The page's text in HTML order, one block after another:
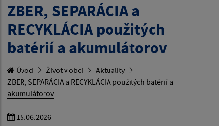
ZBER, SEPARÁCIA a
RECYKLÁCIA použitých
batérií a akumulátorov
Úvod Život v obci
Aktuality
ZBER, SEPARÁCIA a RECYKLÁCIA použitých batérií a
akumulátorov
15.06.2026